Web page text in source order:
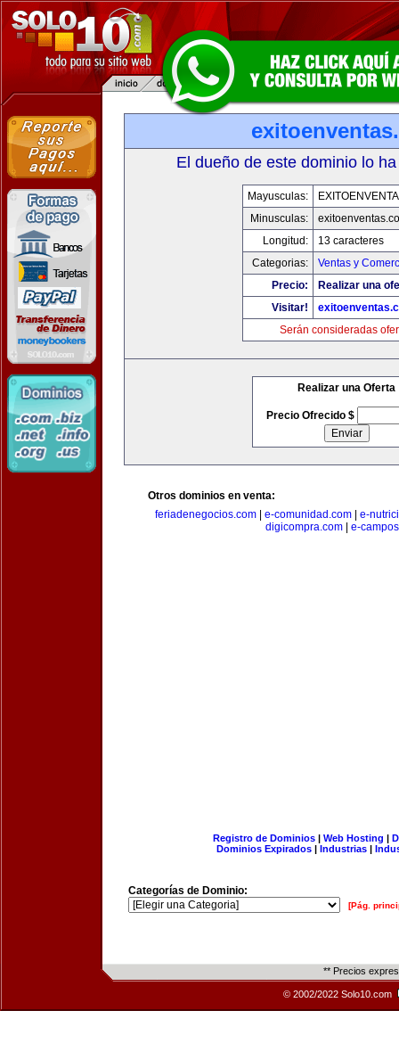
El dueño de este dominio lo
Mayusculas:
Minusculas:
Longitud:
13 caracteres
Categorias:
Ventas y
Precio:
Realizar una
Visitar!
Serán consideradas
Realizar una Oferta
Precio Ofrecido $
Otros dominios en venta:
feriadenegocios.com| e-comunidad.com| e-
digicompra.com
e-
Registro de Dominios| Web Hosting |
Dominios Expirados | Industrias |
Categorías de Dominio:
[Pág.
** Precios
© 2002/2022 Solo10.com